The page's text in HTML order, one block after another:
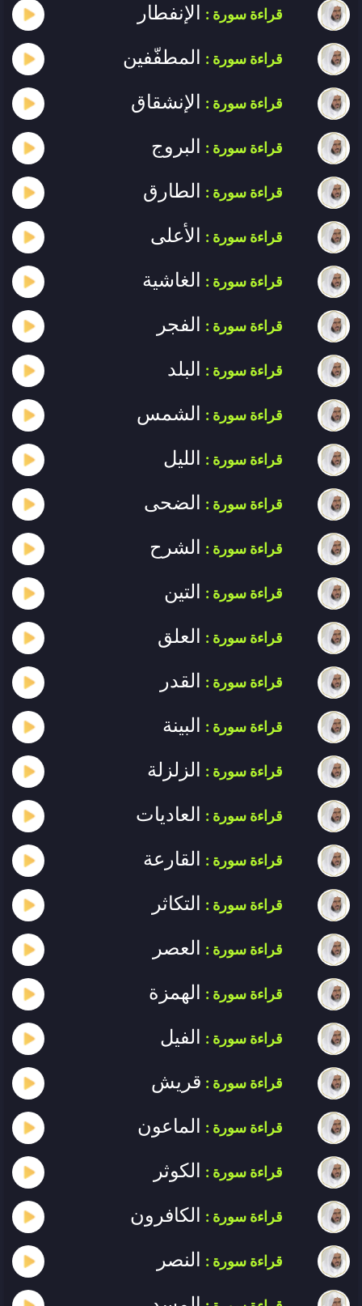
قراءة سورة : الإنفطار
قراءة سورة : المطفّفين
قراءة سورة : الإنشقاق
قراءة سورة : البروج
قراءة سورة : الطارق
قراءة سورة : الأعلى
قراءة سورة : الغاشية
قراءة سورة : الفجر
قراءة سورة : البلد
قراءة سورة : الشمس
قراءة سورة : الليل
قراءة سورة : الضحى
قراءة سورة : الشرح
قراءة سورة : التين
قراءة سورة : العلق
قراءة سورة : القدر
قراءة سورة : البينة
قراءة سورة : الزلزلة
قراءة سورة : العاديات
قراءة سورة : القارعة
قراءة سورة : التكاثر
قراءة سورة : العصر
قراءة سورة : الهمزة
قراءة سورة : الفيل
قراءة سورة : قريش
قراءة سورة : الماعون
قراءة سورة : الكوثر
قراءة سورة : الكافرون
قراءة سورة : النصر